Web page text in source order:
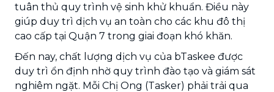
tuân thủ quy trình vệ sinh khử khuẩn. Điều này
giúp duy trì dịch vụ an toàn cho các khu đô thị
cao cấp tại Quận 7 trong giai đoạn khó khăn.
Đến nay, chất lượng dịch vụ của bTaskee được
duy trì ổn định nhờ quy trình đào tạo và giám sát
nghiêm ngặt. Mỗi Chị Ong (Tasker) phải trải qua